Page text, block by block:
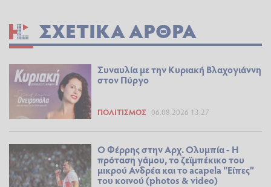
ΣΧΕΤΙΚΆ ΆΡΘΡΑ
Συναυλία με την Κυριακή Βλαχογιάννη
στον Πύργο
ΠΟΛΙΤΙΣΜΌΣ 06.08.2026 13:27
Ο Φέρρης στην Αρχ. Ολυμπία - Η
πρόταση γάμου, το ζεϊμπέκικο του
μικρού Ανδρέα και το acapela “Είπες”
του κοινού (photos & video)